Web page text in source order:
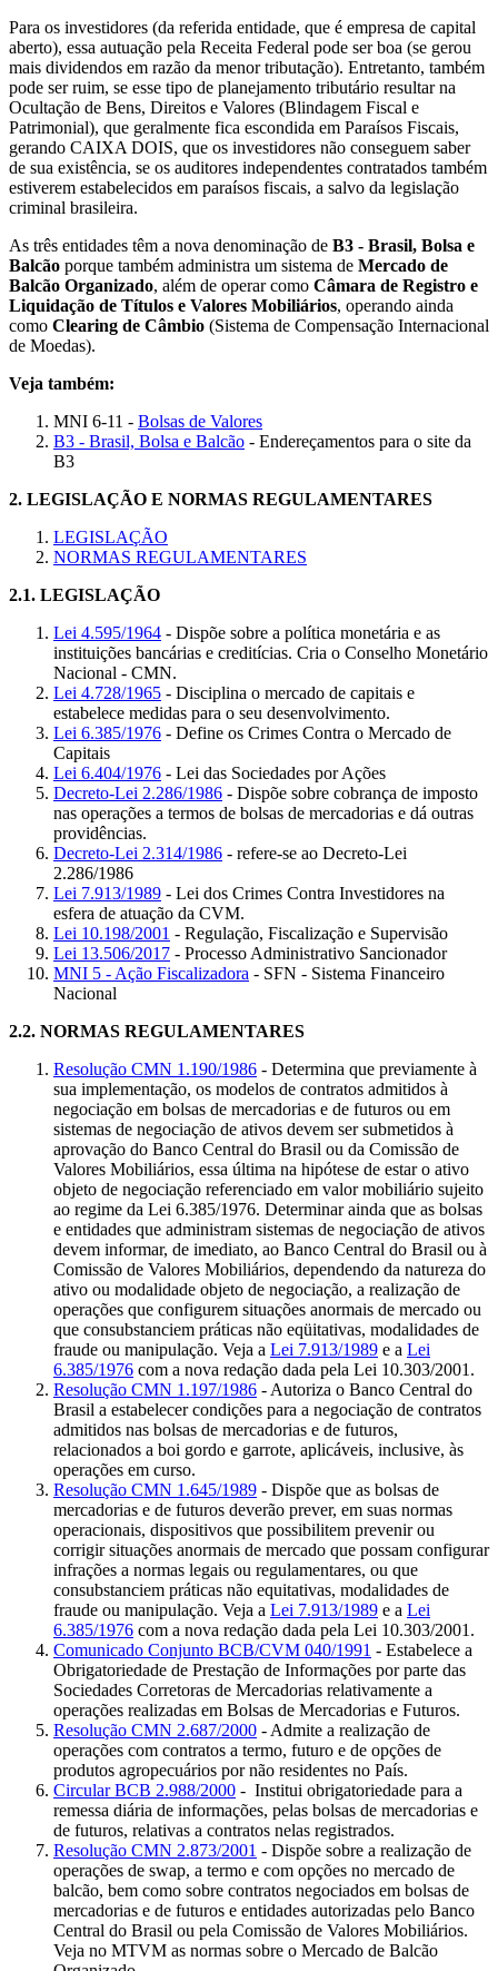
Para os investidores (da referida entidade, que é empresa de capital
aberto), essa autuação pela Receita Federal pode ser boa (se gerou
mais dividendos em razão da menor tributação). Entretanto, também
pode ser ruim, se esse tipo de planejamento tributário resultar na
Ocultação de Bens, Direitos e Valores (Blindagem Fiscal e
Patrimonial), que geralmente fica escondida em Paraísos Fiscais,
gerando CAIXA DOIS, que os investidores não conseguem saber
de sua existência, se os auditores independentes contratados também
estiverem estabelecidos em paraísos fiscais, a salvo da legislação
criminal brasileira.
As três entidades têm a nova denominação de B3 - Brasil, Bolsa e
Balcão porque também administra um sistema de Mercado de
Balcão Organizado, além de operar como Câmara de Registro e
Liquidação de Títulos e Valores Mobiliários, operando ainda
como Clearing de Câmbio (Sistema de Compensação Internacional
de Moedas).
Veja também:
MNI 6-11 - Bolsas de Valores
B3 - Brasil, Bolsa e Balcão - Endereçamentos para o site da
B3
2. LEGISLAÇÃO E NORMAS REGULAMENTARES
LEGISLAÇÃO
NORMAS REGULAMENTARES
2.1. LEGISLAÇÃO
Lei 4.595/1964 - Dispõe sobre a política monetária e as
instituições bancárias e creditícias. Cria o Conselho Monetário
Nacional - CMN.
Lei 4.728/1965 - Disciplina o mercado de capitais e
estabelece medidas para o seu desenvolvimento.
Lei 6.385/1976 - Define os Crimes Contra o Mercado de
Capitais
Lei 6.404/1976 - Lei das Sociedades por Ações
Decreto-Lei 2.286/1986 - Dispõe sobre cobrança de imposto
nas operações a termos de bolsas de mercadorias e dá outras
providências.
Decreto-Lei 2.314/1986 - refere-se ao Decreto-Lei
2.286/1986
Lei 7.913/1989 - Lei dos Crimes Contra Investidores na
esfera de atuação da CVM.
Lei 10.198/2001 - Regulação, Fiscalização e Supervisão
Lei 13.506/2017 - Processo Administrativo Sancionador
MNI 5 - Ação Fiscalizadora - SFN - Sistema Financeiro
Nacional
2.2. NORMAS REGULAMENTARES
Resolução CMN 1.190/1986 - Determina que previamente à
sua implementação, os modelos de contratos admitidos à
negociação em bolsas de mercadorias e de futuros ou em
sistemas de negociação de ativos devem ser submetidos à
aprovação do Banco Central do Brasil ou da Comissão de
Valores Mobiliários, essa última na hipótese de estar o ativo
objeto de negociação referenciado em valor mobiliário sujeito
ao regime da Lei 6.385/1976. Determinar ainda que as bolsas
e entidades que administram sistemas de negociação de ativos
devem informar, de imediato, ao Banco Central do Brasil ou à
Comissão de Valores Mobiliários, dependendo da natureza do
ativo ou modalidade objeto de negociação, a realização de
operações que configurem situações anormais de mercado ou
que consubstanciem práticas não eqüitativas, modalidades de
fraude ou manipulação. Veja a Lei 7.913/1989 e a Lei
6.385/1976 com a nova redação dada pela Lei 10.303/2001.
Resolução CMN 1.197/1986 - Autoriza o Banco Central do
Brasil a estabelecer condições para a negociação de contratos
admitidos nas bolsas de mercadorias e de futuros,
relacionados a boi gordo e garrote, aplicáveis, inclusive, às
operações em curso.
Resolução CMN 1.645/1989 - Dispõe que as bolsas de
mercadorias e de futuros deverão prever, em suas normas
operacionais, dispositivos que possibilitem prevenir ou
corrigir situações anormais de mercado que possam configurar
infrações a normas legais ou regulamentares, ou que
consubstanciem práticas não equitativas, modalidades de
fraude ou manipulação. Veja a Lei 7.913/1989 e a Lei
6.385/1976 com a nova redação dada pela Lei 10.303/2001.
Comunicado Conjunto BCB/CVM 040/1991 - Estabelece a
Obrigatoriedade de Prestação de Informações por parte das
Sociedades Corretoras de Mercadorias relativamente a
operações realizadas em Bolsas de Mercadorias e Futuros.
Resolução CMN 2.687/2000 - Admite a realização de
operações com contratos a termo, futuro e de opções de
produtos agropecuários por não residentes no País.
Circular BCB 2.988/2000 - Institui obrigatoriedade para a
remessa diária de informações, pelas bolsas de mercadorias e
de futuros, relativas a contratos nelas registrados.
Resolução CMN 2.873/2001 - Dispõe sobre a realização de
operações de swap, a termo e com opções no mercado de
balcão, bem como sobre contratos negociados em bolsas de
mercadorias e de futuros e entidades autorizadas pelo Banco
Central do Brasil ou pela Comissão de Valores Mobiliários.
Veja no MTVM as normas sobre o Mercado de Balcão